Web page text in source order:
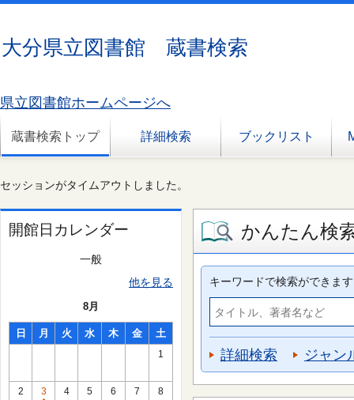
大分県立図書館 蔵書検索
県立図書館ホームページへ
蔵書検索トップ 詳細検索 ブックリスト
セッションがタイムアウトしました。
開館日カレンダー
一般
他を見る
8月
日 月 火 水 木 金 土
1
2
3
4 5 6 7 8
かんたん検
キーワードで検索ができます
詳細検索 ジャン